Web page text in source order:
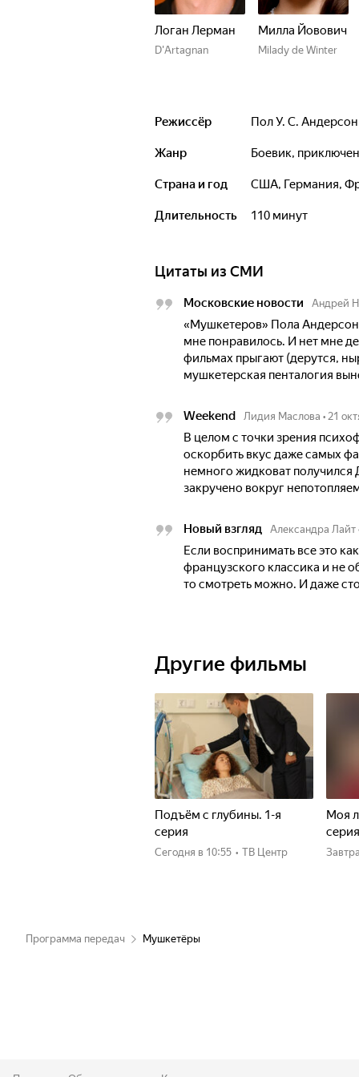
Логан Лерман
D'Artagnan
Милла Йовович
Milady de Winter
Режиссёр Пол У. С. Андерсон
Жанр боевик,
Страна и год США, Германия,
Длительность 110 минут
Цитаты из СМИ
Московские новости Андрей
«Мушкетеров» Пола
мне понравилось. И нет мне
фильмах прыгают (дерутся,
мушкетерская пенталогия
Weekend Лидия Маслова • 21
В целом с точки зрения
оскорбить вкус даже самых
немного жидковат получился
закручено вокруг
Новый взгляд Александра Лайт
Если воспринимать все это
французского классика и не
то смотреть можно. И даже
Другие фильмы
Подъём с глубины. 1-я
серия
Сегодня в 10:55 • ТВ Центр
Моя
серия
Завтра
Программа передач Мушкетёры